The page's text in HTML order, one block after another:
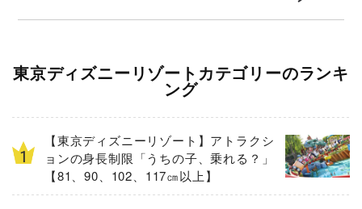
東京ディズニーリゾートカテゴリーのランキ
ング
【東京ディズニーリゾート】アトラクシ
ョンの身長制限「うちの子、乗れる？」
【81、90、102、117㎝以上】